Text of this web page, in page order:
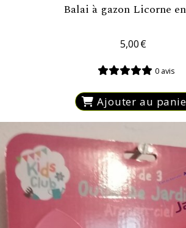
Balai à gazon Licorne
5,00€
0 avis
Ajouter au